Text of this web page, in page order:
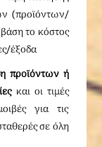
(προϊόντων/
το κόστος
έξοδα
προϊόντων ή
και οι τιμές
για τις
σε όλη